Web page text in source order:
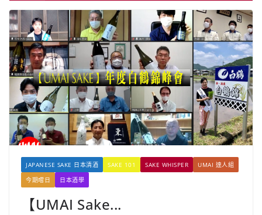
JAPANESE SAKE 日本清酒 SAKE 101 SAKE WHISPER
UMAI 達人組
今期嚐日
日本酒學
【UMAI Sake...